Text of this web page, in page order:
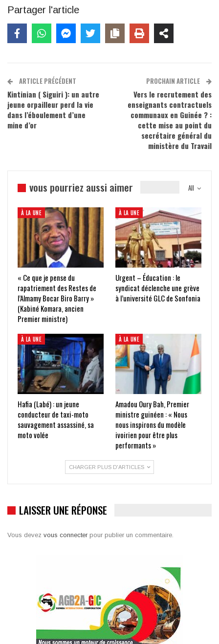
Partager l'article
ARTICLE PRÉCÉDENT
Kintinian ( Siguiri ): un autre
jeune orpailleur perd la vie
dans l’éboulement d’une
mine d’or
PROCHAIN ARTICLE
Vers le recrutement des
enseignants contractuels
communaux en Guinée ? :
cette mise au point du
secrétaire général du
ministère du Travail
All
vous pourriez aussi aimer
À LA UNE
« Ce que je pense du
rapatriement des Restes de
l’Almamy Bocar Biro Barry »
(Kabiné Komara, ancien
Premier ministre)
À LA UNE
Urgent – Éducation : le
syndicat déclenche une grève
à l’université GLC de Sonfonia
À LA UNE
Hafia (Labé) : un jeune
conducteur de taxi-moto
sauvagement assassiné, sa
moto volée
À LA UNE
Amadou Oury Bah, Premier
ministre guinéen : « Nous
nous inspirons du modèle
ivoirien pour être plus
performants »
CHARGER PLUS D'ARTICLES
LAISSER UNE RÉPONSE
Vous devez vous connecter pour publier un commentaire.